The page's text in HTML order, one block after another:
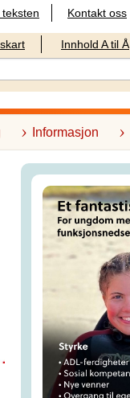
teksten Kontakt oss
Innhold A til Å
Informasjon